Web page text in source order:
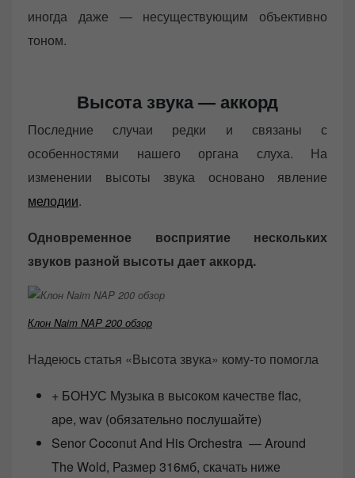
иногда даже — несуществующим объективно
тоном.
Высота звука — аккорд
Последние случаи редки и связаны с
особенностями нашего органа слуха. На
изменении высоты звука основано явление
мелодии.
Одновременное восприятие нескольких
звуков разной высоты дает аккорд.
Клон Naim NAP 200 обзор
Надеюсь статья «Высота звука» кому-то помогла
+ БОНУС Музыка в высоком качестве flac,
ape, wav (обязательно послушайте)
Senor Coconut And His Orchestra — Around
The Wold, Размер 316мб, скачать ниже